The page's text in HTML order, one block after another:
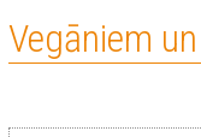
Vegāniem